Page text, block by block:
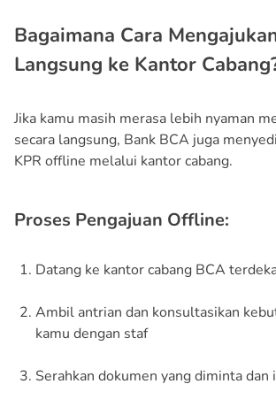
Bagaimana Cara
Langsung ke Kantor
Jika kamu masih merasa lebih nyaman
secara langsung, Bank BCA juga
KPR offline melalui kantor cabang.
Proses Pengajuan Offline:
Datang ke kantor cabang BCA
Ambil antrian dan konsultasikan
kamu dengan staf
Serahkan dokumen yang diminta